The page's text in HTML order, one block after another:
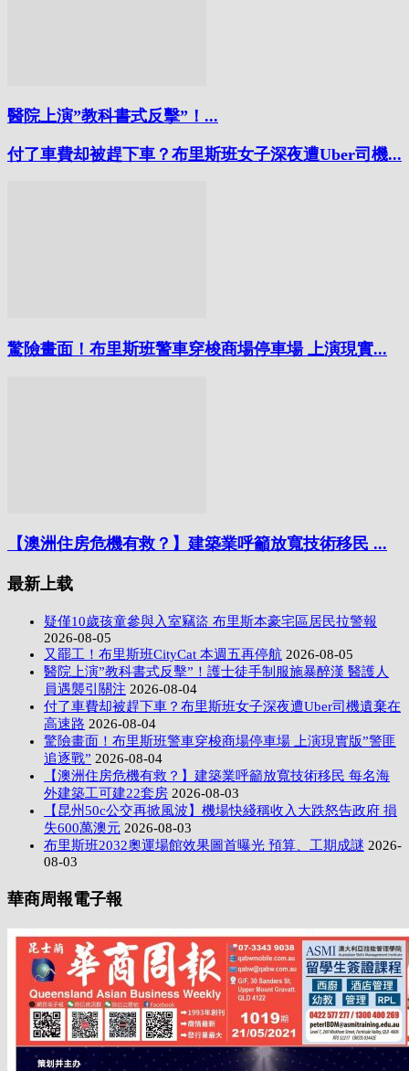
醫院上演”教科書式反擊”！...
付了車費却被趕下車？布里斯班女子深夜遭Uber司機...
驚險畫面！布里斯班警車穿梭商場停車場 上演現實...
【澳洲住房危機有救？】建築業呼籲放寬技術移民 ...
最新上载
疑僅10歲孩童參與入室竊盜 布里斯本豪宅區居民拉警報
2026-08-05
又罷工！布里斯班CityCat 本週五再停航 2026-08-05
醫院上演”教科書式反擊”！護士徒手制服施暴醉漢 醫護人
員遇襲引關注 2026-08-04
付了車費却被趕下車？布里斯班女子深夜遭Uber司機遺棄在
高速路 2026-08-04
驚險畫面！布里斯班警車穿梭商場停車場 上演現實版”警匪
追逐戰” 2026-08-04
【澳洲住房危機有救？】建築業呼籲放寬技術移民 每名海
外建築工可建22套房 2026-08-03
【昆州50c公交再掀風波】機場快綫稱收入大跌怒告政府 損
失600萬澳元 2026-08-03
布里斯班2032奧運場館效果圖首曝光 預算、工期成謎 2026-
08-03
華商周報電子報